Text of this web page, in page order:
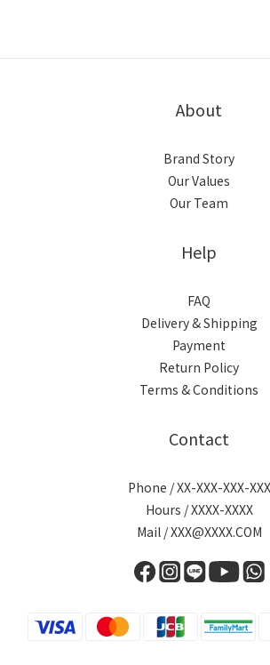
About
Brand Story
Our Values
Our Team
Help
FAQ
Delivery & Shipping
Payment
Return Policy
Terms & Conditions
Contact
Phone / XX-XXX-XXX-XXX
Hours / XXXX-XXXX
Mail / XXX@XXXX.COM